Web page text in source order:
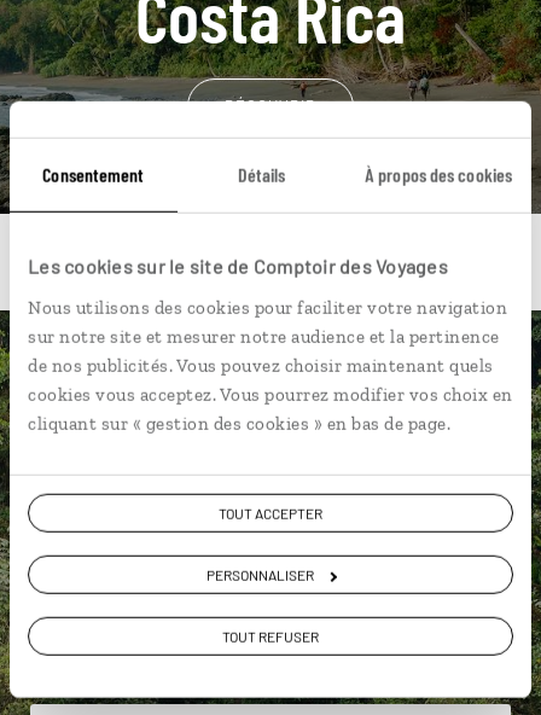
Consentement Détails À propos des cookies
Les cookies sur le site de Comptoir des Voyages
Nous utilisons des cookies pour faciliter votre navigation
sur notre site et mesurer notre audience et la pertinence
de nos publicités. Vous pouvez choisir maintenant quels
cookies vous acceptez. Vous pourrez modifier vos choix en
cliquant sur « gestion des cookies » en bas de page.
TOUT ACCEPTER
PERSONNALISER
TOUT REFUSER
DÉCOUVRIR
Une envie de voyage
particulière ?
Amérique centrale
Playa Hermosa